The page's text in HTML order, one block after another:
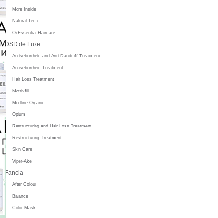
More Inside
Natural Tech
Oi Essential Haircare
DSD de Luxe
Antiseborrheic and Anti-Dandruff Treatment
Antiseborrheic Treatment
Hair Loss Treatment
Matrixfill
Medline Organic
Opium
Restructuring and Hair Loss Treatment
Restructuring Treatment
Skin Care
Viper-Ake
Fanola
After Colour
Balance
Color Mask